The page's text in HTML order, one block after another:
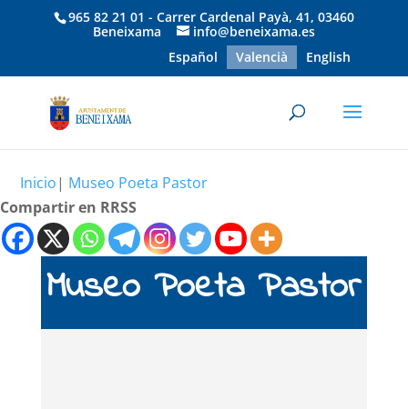
965 82 21 01 - Carrer Cardenal Payà, 41, 03460
Beneixama
info@beneixama.es
Español
Valencià English
Inicio| Museo Poeta Pastor
Compartir en RRSS
Museo Poeta Pastor